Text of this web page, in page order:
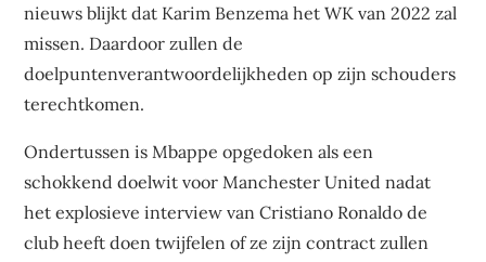
nieuws blijkt dat Karim Benzema het WK van 2022 zal
missen. Daardoor zullen de
doelpuntenverantwoordelijkheden op zijn schouders
terechtkomen.
Ondertussen is Mbappe opgedoken als een
schokkend doelwit voor Manchester United nadat
het explosieve interview van Cristiano Ronaldo de
club heeft doen twijfelen of ze zijn contract zullen